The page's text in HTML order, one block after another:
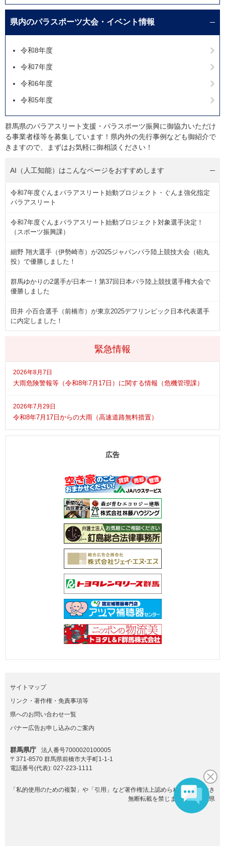
緊急情報
2026年8月7日
大雨危険警報等（令和8年7月17日）に関する情報（危機管理課）
2026年7月29日
令和8年7月17日からの大雨（高速道路無料措置）
県内のパラスポーツ大会・イベント情報
令和8年度
令和7年度
令和6年度
令和5年度
群馬県のパラアスリート支援・パラスポーツ振興に御協力いただけ
る事業者様等を募集しています！県内外の先行事例なども御紹介で
きますので、まずはお気軽に御相談ください！
AI（人工知能）はこんなページをおすすめします
令和7年度ぐんまパラアスリート始動プロジェクト・ぐんま強化指定
パラアスリート
令和7年度ぐんまパラアスリート始動プロジェクト対象選手決定！
（スポーツ振興課）
細野 翔大選手（伊勢崎市）が2025ジャパンパラ陸上競技大会（砲丸
投）で優勝しました！
群馬ゆかりの2選手が日本一！第37回日本パラ陸上競技選手権大会で
優勝しました
田井 小百合選手（前橋市）が東京2025デフリンピック日本代表選手
に内定しました！
広告
サイトマップ
リンク・著作権・免責事項等
県へのお問い合わせ一覧
バナー広告お申し込みのご案内
群馬県庁
法人番号7000020100005
〒371-8570 群馬県前橋市大手町1-1-1
電話番号(代表): 027-223-1111
「私的使用のための複製」や「引用」など著作権法上認められた場合を除き
無断転載を禁じます。(C)群馬県